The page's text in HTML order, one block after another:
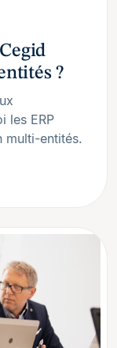
?
les ERP
multi-entités.